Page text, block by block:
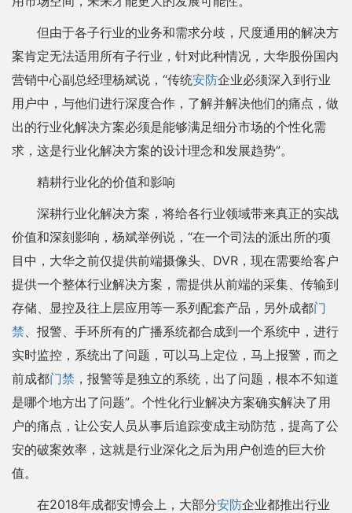
但由于各子行业的业务和需求分歧，尺度通用的解决方
案肯定无法适用所有子行业，针对此种情况，大华股份国内
营销中心副总经理杨斌说，“传统安防企业必须深入到行业
用户中，与他们进行深度合作，了解并解决他们的痛点，做
出的行业化解决方案必须是能够满足细分市场的个性化需
求，这是行业化解决方案的设计理念和发展趋势”。
精耕行业化的价值和影响
深耕行业化解决方案，将给各行业领域带来真正的实战
价值和深刻影响，杨斌举例说，“在一个司法的派出所的项
目中，大华之前仅提供前端摄像头、DVR，现在需要给客户
提供一个整体行业解决方案，需提供从前端的采集、传输到
存储、显控及往上层应用等一系列配套产品，另外成都门
禁、报警、手环所有的广播系统都合成到一个系统中，进行
实时监控，系统出了问题，可以马上定位，马上报警，而之
前成都门禁 ，报警等是独立的系统，出了问题，根本不知道
是哪个地方出了问题”。个性化行业解决方案确实解决了用
户的痛点，让公安人员从事后追踪变成主动防范，提高了公
安的破案效率，这就是行业深化之后为用户创造的巨大价
值。
在2018年成都安博会上，大部分安防企业都推出行业